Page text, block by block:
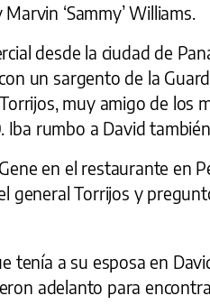
‘Sammy’ Williams.
desde la ciudad de
un sargento de la
muy amigo de los
rumbo a David
en el restaurante en
general Torrijos y
tenía a su esposa en
adelanto para